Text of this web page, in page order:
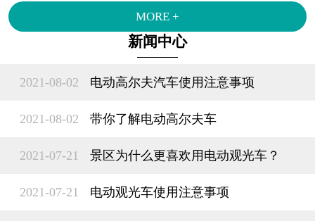
MORE +
新闻中心
2021-08-02 电动高尔夫汽车使用注意事项
2021-08-02 带你了解​电动高尔夫车
2021-07-21 景区为什么更喜欢用电动观光车？
2021-07-21 电动观光车使用注意事项